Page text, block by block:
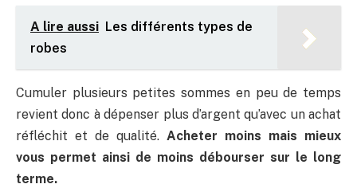
A lire aussi Les différents types de
robes
Cumuler plusieurs petites sommes en peu de temps
revient donc à dépenser plus d’argent qu’avec un achat
réfléchit et de qualité. Acheter moins mais mieux
vous permet ainsi de moins débourser sur le long
terme.